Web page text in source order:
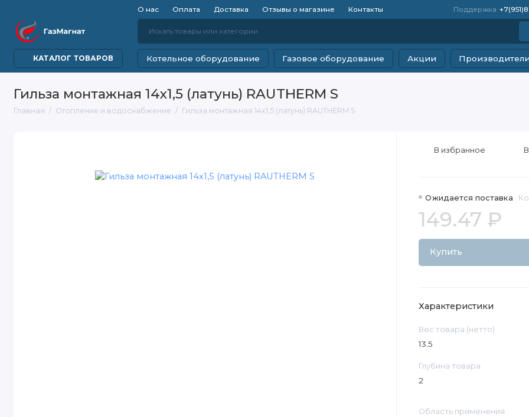
О нас Оплата Доставка Отзывы о магазине Контакты Поддержка
КАТАЛОГ ТОВАРОВ Котельное оборудование Газовое оборудование Акции
Гильза монтажная 14x1,5 (латунь) RAUTHERM S
Главная Отопление и водоснабжение Гильза монтажная 14x1,5 (латунь) RAUTHERM S
Ожидается поставка
149.47 ₽
Купить
В избранное
Характеристики
Вес товара (нетто)
13.5
Глубина товара
2
Область применения